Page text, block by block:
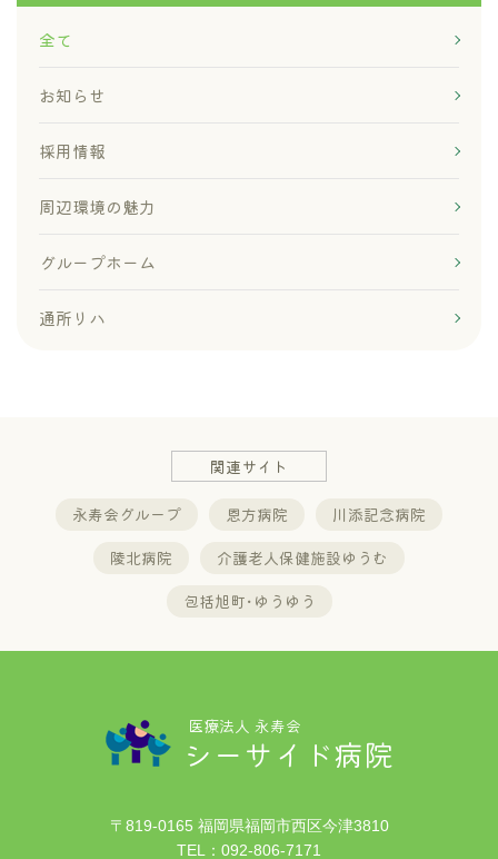
全て
お知らせ
採用情報
周辺環境の魅力
グループホーム
通所リハ
関連サイト
永寿会グループ 恩方病院
川添記念病院
陵北病院
介護老人保健施設ゆうむ
包括旭町･ゆうゆう
医療法人 永寿会
シーサイド病院
〒819-0165 福岡県福岡市西区今津3810
TEL： 092-806-7171